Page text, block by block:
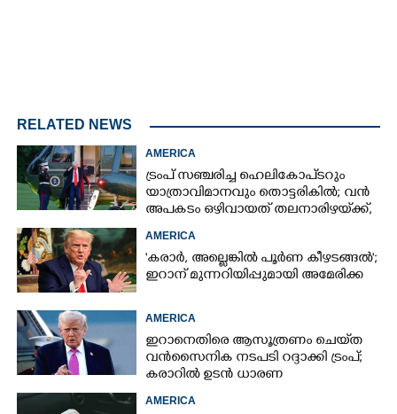
RELATED NEWS
AMERICA
ട്രംപ് സഞ്ചരിച്ച ഹെലികോപ്‌ടറും
യാത്രാവിമാനവും തൊട്ടരികിൽ; വൻ
അപകടം ഒഴിവായത് തലനാരിഴയ്‌ക്ക്,
AMERICA
'കരാർ, അല്ലെങ്കിൽ പൂർണ കീഴടങ്ങൽ';
ഇറാന് മുന്നറിയിപ്പുമായി അമേരിക്ക
AMERICA
ഇറാനെതിരെ ആസൂത്രണം ചെയ്‌ത
വൻസൈനിക നടപടി റദ്ദാക്കി ട്രംപ്;
കരാറിൽ ഉടൻ ധാരണ
AMERICA